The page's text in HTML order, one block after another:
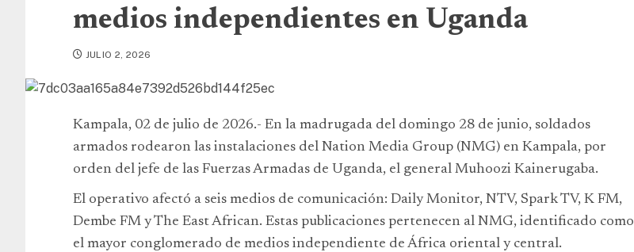
medios independientes en Uganda
JULIO 2, 2026
Kampala, 02 de julio de 2026.- En la madrugada del domingo 28 de junio, soldados
armados rodearon las instalaciones del Nation Media Group (NMG) en Kampala, por
orden del jefe de las Fuerzas Armadas de Uganda, el general Muhoozi Kainerugaba.
El operativo afectó a seis medios de comunicación: Daily Monitor, NTV, Spark TV, K FM,
Dembe FM y The East African. Estas publicaciones pertenecen al NMG, identificado como
el mayor conglomerado de medios independiente de África oriental y central.